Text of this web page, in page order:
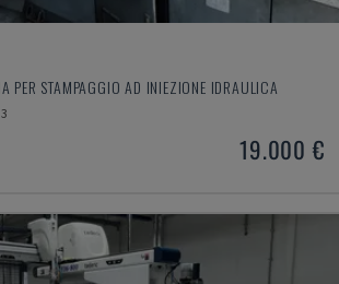
PER STAMPAGGIO AD INIEZIONE IDRAULICA
19.000 €